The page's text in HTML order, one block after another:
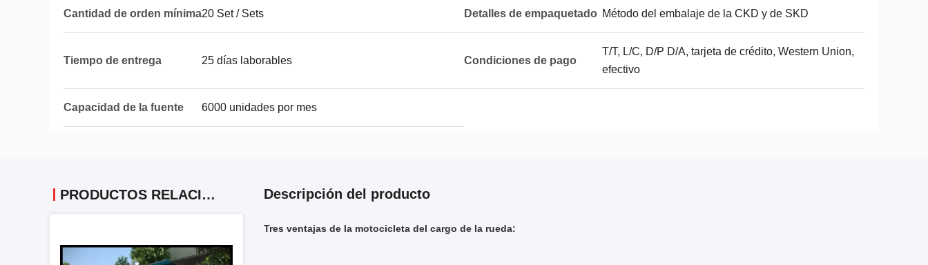
Cantidad de orden mínima20 Set / Sets Detalles de empaquetado Método del embalaje de la CKD y de SKD
Tiempo de entrega 25 días laborables Condiciones de pago
T/T, L/C, D/P D/A, tarjeta de crédito, Western Union,
efectivo
Capacidad de la fuente 6000 unidades por mes
PRODUCTOS RELACIONADOS Descripción del producto
Tres ventajas de la motocicleta del cargo de la rueda: